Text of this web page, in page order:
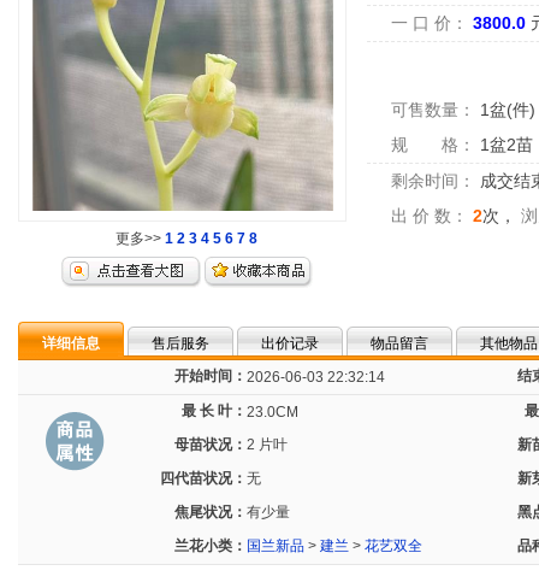
更多>> 1 2 3 4 5 6 7 8
一 口 价：
3800.0
可售数量： 1盆(件)
规 格：
1盆2苗
剩余时间：
成交结
出 价 数：
2次，
详细信息 售后服务 出价记录 物品留言
其他物品
开始时间： 2026-06-03 22:32:14 结
最 长 叶： 23.0CM
母苗状况： 2 片叶
新
四代苗状况： 无
新
焦尾状况： 有少量
黑
兰花小类： 国兰新品 > 建兰 > 花艺双全 品